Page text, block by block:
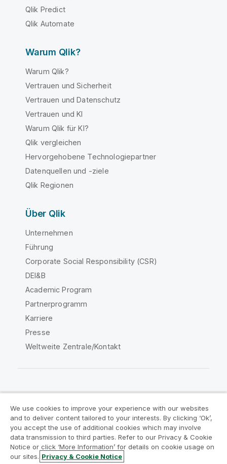
Qlik Predict
Qlik Automate
Warum Qlik?
Warum Qlik?
Vertrauen und Sicherheit
Vertrauen und Datenschutz
Vertrauen und KI
Warum Qlik für KI?
Qlik vergleichen
Hervorgehobene Technologiepartner
Datenquellen und -ziele
Qlik Regionen
Über Qlik
Unternehmen
Führung
Corporate Social Responsibility (CSR)
DEI&B
Academic Program
Partnerprogramm
Karriere
Presse
Weltweite Zentrale/Kontakt
Rechtliche Vereinbarungen
Produktbedingungen
Legal Policies
Legal Policies
Benutzungsbedingungen
We use cookies to improve your experience with our websites
and to deliver content tailored to your interests. By clicking ‘Ok’,
you accept the use of additional cookies which may involve
data transmission to third parties. Refer to our Privacy & Cookie
Notice or click ‘More Information’ for details on cookie usage on
our sites. Privacy & Cookie Notice